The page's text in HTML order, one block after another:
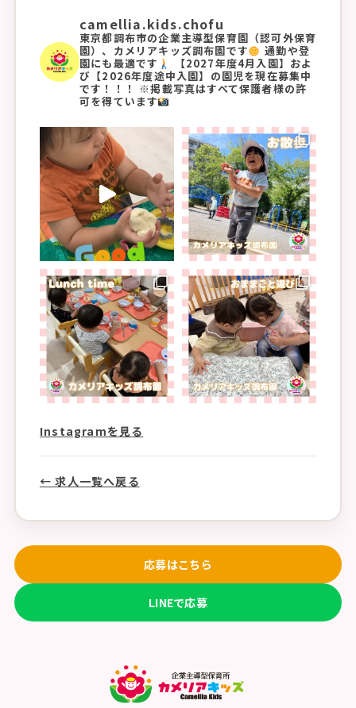
camellia.kids.chofu
東京都調布市の企業主導型保育園（認可外保育
園）、カメリアキッズ調布園です
通勤や登
園にも最適です
【2027年度4月入園】およ
び【2026年度途中入園】の園児を現在募集中
です！！！
※掲載写真はすべて保護者様の許
可を得ています
Instagramを見る
← 求人一覧へ戻る
応募はこちら
LINEで応募